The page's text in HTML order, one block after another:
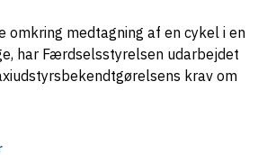
omkring medtagning af en cykel i en
har Færdselsstyrelsen udarbejdet
krav om